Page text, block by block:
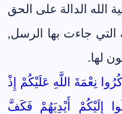
الله الدالة على الحق
التي جاءت بها الرسل,
لها.
نِعْمَةَ اللَّهِ عَلَيْكُمْ إِذْ
إِلَيْكُمْ أَيْدِيَهُمْ فَكَفَّ